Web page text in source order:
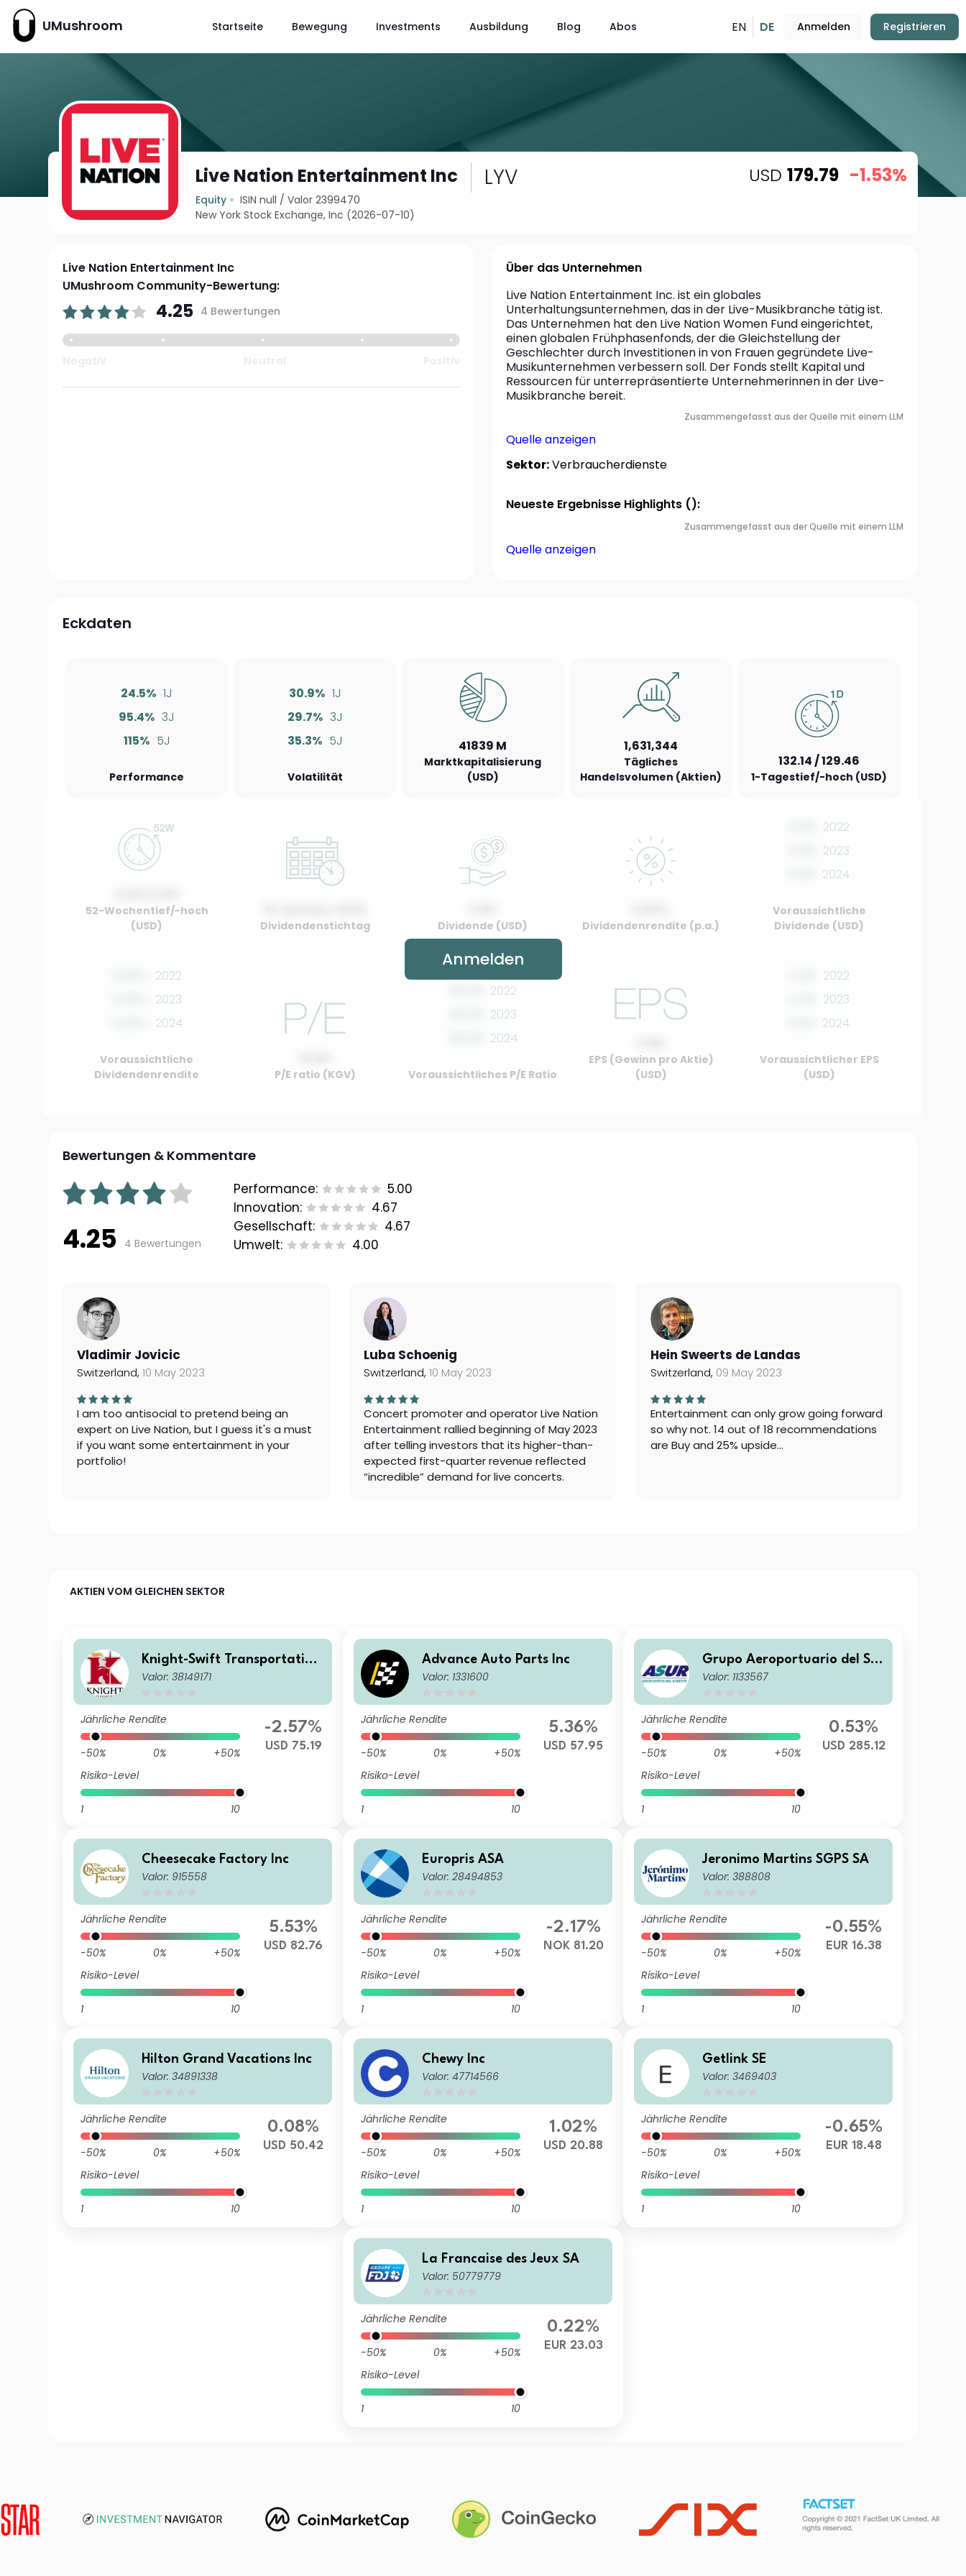
UMushroom Startseite Bewegung Investments Ausbildung Blog Abos EN DE Anmelden Registrieren
Live Nation Entertainment Inc LYV
Equity ISIN null /Valor 2399470
New York Stock Exchange, Inc (2026-07-10)
USD 179.79 -1.53%
Live Nation Entertainment Inc
UMushroom Community-Bewertung:
4.25 4 Bewertungen
Über das Unternehmen
Live Nation Entertainment Inc. ist ein globales
Unterhaltungsunternehmen, das in der Live-Musikbranche tätig ist.
Das Unternehmen hat den Live Nation Women Fund eingerichtet,
einen globalen Frühphasenfonds, der die Gleichstellung der
Geschlechter durch Investitionen in von Frauen gegründete Live-
Musikunternehmen verbessern soll. Der Fonds stellt Kapital und
Ressourcen für unterrepräsentierte Unternehmerinnen in der Live-
Musikbranche bereit.
Zusammengefasst aus der Quelle mit einem LLM
Quelle anzeigen
Sektor:Verbraucherdienste
Neueste Ergebnisse Highlights ():
Zusammengefasst aus der Quelle mit einem LLM
Quelle anzeigen
Eckdaten
24.5% 1J
95.4% 3J
115% 5J
Performance
30.9% 1J
29.7% 3J
35.3% 5J
Volatilität
41839 M
Marktkapitalisierung
(USD)
1,631,344
Tägliches
Handelsvolumen (Aktien)
132.14 / 129.46
1-Tagestief/-hoch (USD)
52-Wochentief/-hoch
(USD)
Dividendenstichtag Dividende (USD) Dividendenrendite (p.a.)
2022
2023
2024
Voraussichtliche
Dividende (USD)
2022
2023
2024
Voraussichtliche
Dividendenrendite
P/E ratio (KGV)
2022
2023
2024
Voraussichtliches P/E Ratio
EPS (Gewinn pro Aktie)
(USD)
2022
2023
2024
Voraussichtlicher EPS
(USD)
Anmelden
Bewertungen & Kommentare
4.25 4 Bewertungen
Performance:
5.00
Innovation:
4.67
Gesellschaft:
4.67
Umwelt:
4.00
Vladimir Jovicic
Switzerland,10 May 2023
I am too antisocial to pretend being an
expert on Live Nation, but I guess it's a must
if you want some entertainment in your
portfolio!
Luba Schoenig
Switzerland,10 May 2023
Concert promoter and operator Live Nation
Entertainment rallied beginning of May 2023
after telling investors that its higher-than-
expected first-quarter revenue reflected
“incredible” demand for live concerts.
Hein Sweerts de Landas
Switzerland, 09 May 2023
Entertainment can only grow going forward
so why not. 14 out of 18 recommendations
are Buy and 25% upside...
AKTIEN VOM GLEICHEN SEKTOR
Knight-Swift Transportation
Holdings Inc
Valor: 38149171
Jährliche Rendite
-50% 0%
+50%
Risiko-Level
1 10
-2.57%
USD 75.19
Advance Auto Parts Inc
Valor: 1331600
Jährliche Rendite
-50% 0%
+50%
Risiko-Level
1 10
5.36%
USD 57.95
Grupo Aeroportuario del Sur
este SAB de CV
Valor: 1133567
Jährliche Rendite
-50% 0%
+50%
Risiko-Level
1 10
0.53%
USD 285.12
Cheesecake Factory Inc
Valor: 915558
Jährliche Rendite
-50% 0%
+50%
Risiko-Level
1 10
5.53%
USD 82.76
Europris ASA
Valor: 28494853
Jährliche Rendite
-50% 0%
+50%
Risiko-Level
1 10
-2.17%
NOK 81.20
Jeronimo Martins SGPS SA
Valor: 388808
Jährliche Rendite
-50% 0%
+50%
Risiko-Level
1 10
-0.55%
EUR 16.38
Hilton Grand Vacations Inc
Valor: 34891338
Jährliche Rendite
-50% 0%
+50%
Risiko-Level
1 10
0.08%
USD 50.42
Chewy Inc
Valor: 47714566
Jährliche Rendite
-50% 0%
+50%
Risiko-Level
1 10
1.02%
USD 20.88
Getlink SE
Valor: 3469403
Jährliche Rendite
-50% 0%
+50%
Risiko-Level
1 10
-0.65%
EUR 18.48
La Francaise des Jeux SA
Valor: 50779779
Jährliche Rendite
-50% 0%
+50%
Risiko-Level
1 10
0.22%
EUR 23.03